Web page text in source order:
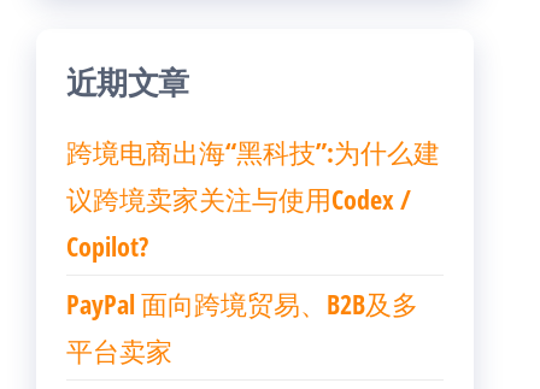
近期文章
跨境电商出海“黑科技”:为什么建
议跨境卖家关注与使用Codex /
Copilot?
PayPal 面向跨境贸易、B2B及多
平台卖家